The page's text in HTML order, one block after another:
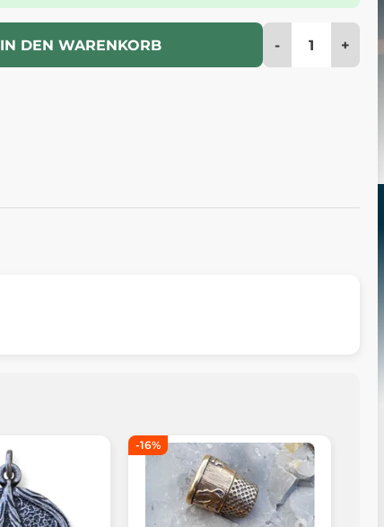
IN DEN WARENKORB - +
-16%